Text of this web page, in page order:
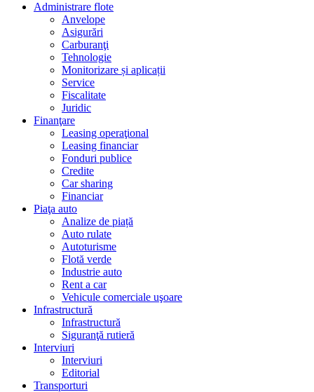
Administrare flote
Anvelope
Asigurări
Carburanţi
Tehnologie
Monitorizare și aplicații
Service
Fiscalitate
Juridic
Finanţare
Leasing operaţional
Leasing financiar
Fonduri publice
Credite
Car sharing
Financiar
Piaţa auto
Analize de piață
Auto rulate
Autoturisme
Flotă verde
Industrie auto
Rent a car
Vehicule comerciale uşoare
Infrastructură
Infrastructură
Siguranţă rutieră
Interviuri
Interviuri
Editorial
Transporturi